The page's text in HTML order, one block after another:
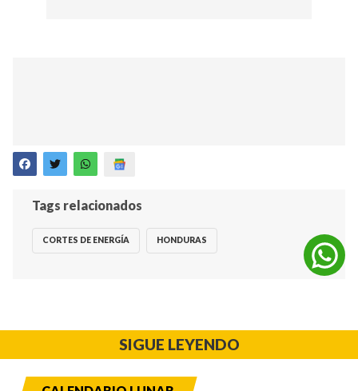
Tags relacionados
CORTES DE ENERGÍA HONDURAS
SIGUE LEYENDO